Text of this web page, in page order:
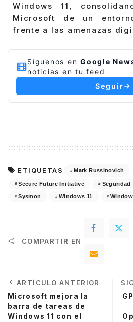
Windows 11,
Microsoft de un
frente a las amenazas
Síguenos en Google
noticias en tu feed
Seguir
ETIQUETAS Mark Russinovich
Secure Future Initiative Seguridad
Sysmon Windows 11
COMPARTIR EN
ARTÍCULO ANTERIOR
Microsoft mejora la
barra de tareas de
Windows 11 con el